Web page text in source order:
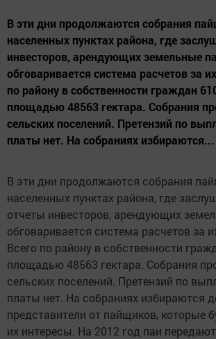
В эти дни продолжаются собрания
населенных пунктах района, где
инвесторов, арендующих земельные
обговаривается система расчетов за
по району в собственности граждан
площадью 48563 гектара. Собрания
сельских поселений. Претензий по
платы нет. На собраниях избираются...
В эти дни продолжаются собрания
населенных пунктах района, где
отчеты инвесторов, арендующих
обговаривается система расчетов за
Всего по району в собственности
площадью 48563 гектара. Собрания
сельских поселений. Претензий по
платы нет. На собраниях избираются
представители от пайщиков, которые
их интересы. На 2012 год паи